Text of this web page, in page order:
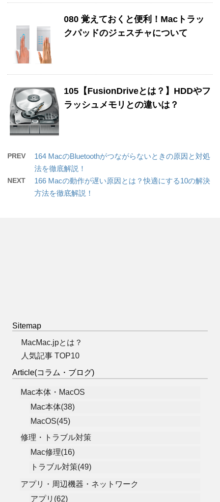
080 覚えておくと便利！Macトラッ
クパッドのジェスチャについて
105【FusionDriveとは？】HDDやフ
ラッシュメモリとの違いは？
PREV
164 MacのBluetoothがつながらないときの原因と対処
法を徹底解説！
NEXT
166 Macの動作が遅い原因とは？快適にする10の解決
方法を徹底解説！
Sitemap
MacMac.jpとは？
人気記事 TOP10
Article(コラム・ブログ)
Mac本体・MacOS
Mac本体(38)
MacOS(45)
修理・トラブル対策
Mac修理(16)
トラブル対策(49)
アプリ・周辺機器・ネットワーク
アプリ(62)